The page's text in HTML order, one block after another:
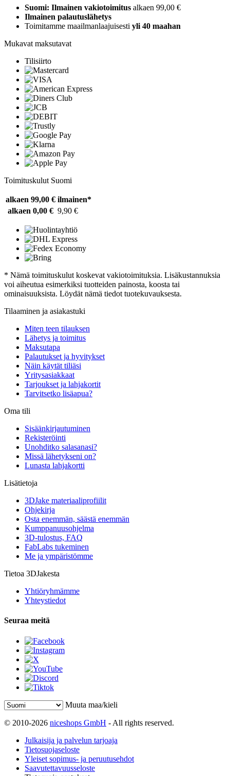
Suomi: Ilmainen vakiotoimitus alkaen 99,00 €
Ilmainen palautuslähetys
Toimitamme maailmanlaajuisesti yli 40 maahan
Mukavat maksutavat
Tilisiirto
Toimituskulut Suomi
alkaen 99,00 € ilmainen*
alkaen 0,00 € 9,90 €
* Nämä toimituskulut koskevat vakiotoimituksia. Lisäkustannuksia
voi aiheutua esimerkiksi tuotteiden painosta, koosta tai
ominaisuuksista. Löydät nämä tiedot tuotekuvauksesta.
Tilaaminen ja asiakastuki
Miten teen tilauksen
Lähetys ja toimitus
Maksutapa
Palautukset ja hyvitykset
Näin käytät tiliäsi
Yritysasiakkaat
Tarjoukset ja lahjakortit
Tarvitsetko lisäapua?
Oma tili
Sisäänkirjautuminen
Rekisteröinti
Unohditko salasanasi?
Missä lähetykseni on?
Lunasta lahjakortti
Lisätietoja
3DJake materiaaliprofiilit
Ohjekirja
Osta enemmän, säästä enemmän
Kumppanuusohjelma
3D-tulostus, FAQ
FabLabs tukeminen
Me ja ympäristömme
Tietoa 3DJakesta
Yhtiöryhmämme
Yhteystiedot
Seuraa meitä
Muuta maa/kieli
© 2010-2026 niceshops GmbH - All rights reserved.
Julkaisija ja palvelun tarjoaja
Tietosuojaseloste
Yleiset sopimus- ja peruutusehdot
Saavutettavuusseloste